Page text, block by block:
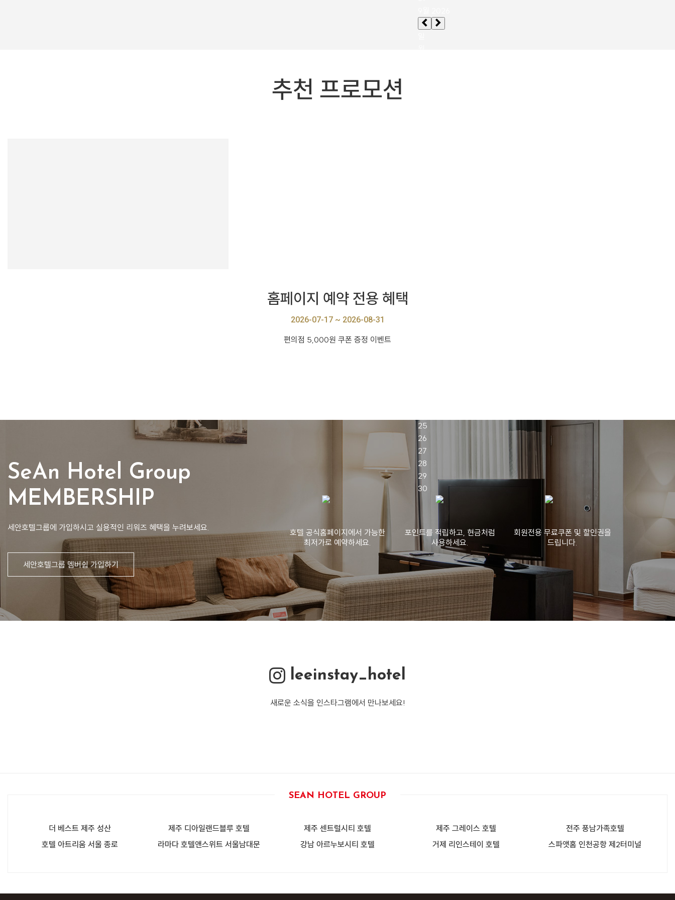
추천 프로모션
홈페이지 예약 전용 혜택
2026-07-17 ~ 2026-08-31
편의점 5,000원 쿠폰 증정 이벤트
SeAn Hotel Group
MEMBERSHIP
세안호텔그룹에 가입하시고 실용적인 리워즈 혜택을 누려보세요.
세안호텔그룹 멤버쉽 가입하기
호텔 공식홈페이지에서 가능한
최저가로 예약하세요.
포인트를 적립하고, 현금처럼
사용하세요.
회원전용 무료쿠폰 및 할인권을
드립니다.
leeinstay_hotel
새로운 소식을 인스타그램에서 만나보세요!
SEAN HOTEL GROUP
더 베스트 제주 성산 제주 디아일랜드블루 호텔 제주 센트럴시티 호텔 제주 그레이스 호텔
전주 풍남가족호텔
호텔 아트리움 서울 종로
라마다 호텔앤스위트 서울남대문 강남 아르누보시티 호텔 거제 리인스테이 호텔 스파앳홈 인천공항 제2터미널